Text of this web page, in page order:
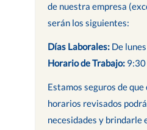
de nuestra empresa
serán los siguientes:
Días Laborales:De
Horario de Trabajo:
Estamos seguros de
horarios revisados
necesidades y brindarle